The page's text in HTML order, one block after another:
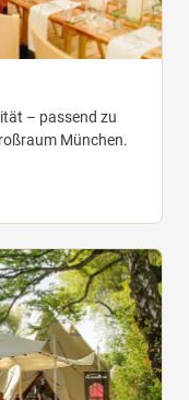
– passend zu
München.